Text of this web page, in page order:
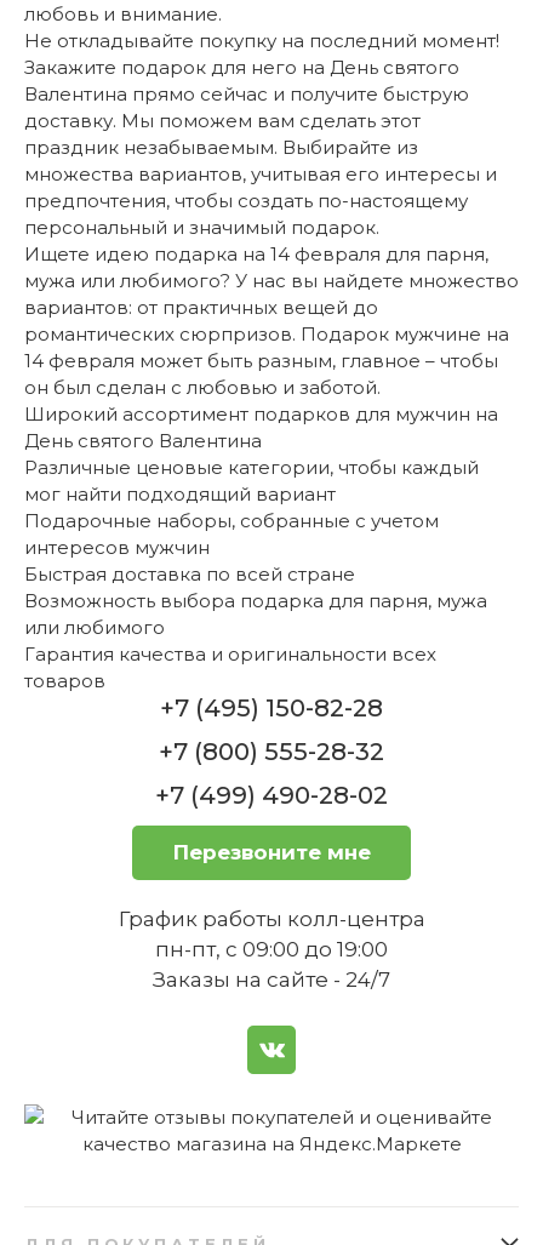
любовь и внимание.
Не откладывайте покупку на последний момент!
Закажите подарок для него на День святого
Валентина прямо сейчас и получите быструю
доставку. Мы поможем вам сделать этот
праздник незабываемым. Выбирайте из
множества вариантов, учитывая его интересы и
предпочтения, чтобы создать по-настоящему
персональный и значимый подарок.
Ищете идею подарка на 14 февраля для парня,
мужа или любимого? У нас вы найдете множество
вариантов: от практичных вещей до
романтических сюрпризов. Подарок мужчине на
14 февраля может быть разным, главное – чтобы
он был сделан с любовью и заботой.
Широкий ассортимент подарков для мужчин на
День святого Валентина
Различные ценовые категории, чтобы каждый
мог найти подходящий вариант
Подарочные наборы, собранные с учетом
интересов мужчин
Быстрая доставка по всей стране
Возможность выбора подарка для парня, мужа
или любимого
Гарантия качества и оригинальности всех
товаров
+7 (495) 150-82-28
+7 (800) 555-28-32
+7 (499) 490-28-02
Перезвоните мне
График работы колл-центра
пн-пт, с 09:00 до 19:00
Заказы на сайте - 24/7